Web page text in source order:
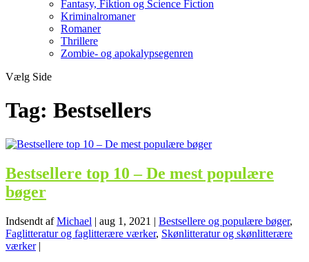
Fantasy, Fiktion og Science Fiction
Kriminalromaner
Romaner
Thrillere
Zombie- og apokalypsegenren
Vælg Side
Tag: Bestsellers
Bestsellere top 10 – De mest populære
bøger
Indsendt afMichael | aug 1, 2021 | Bestsellere og populære bøger,
Faglitteratur og faglitterære værker, Skønlitteratur og skønlitterære
værker|